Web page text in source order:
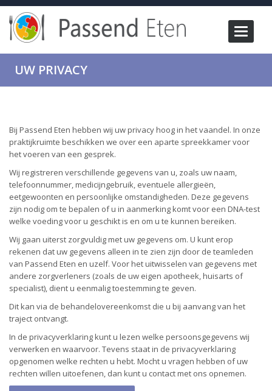
Toggle
UW PRIVACY
Bij Passend Eten hebben wij uw privacy hoog in het vaandel. In onze
praktijkruimte beschikken we over een aparte spreekkamer voor
het voeren van een gesprek.
Wij registreren verschillende gegevens van u, zoals uw naam,
telefoonnummer, medicijngebruik, eventuele allergieën,
eetgewoonten en persoonlijke omstandigheden. Deze gegevens
zijn nodig om te bepalen of u in aanmerking komt voor een DNA-test
welke voeding voor u geschikt is en om u te kunnen bereiken.
Wij gaan uiterst zorgvuldig met uw gegevens om. U kunt erop
rekenen dat uw gegevens alleen in te zien zijn door de teamleden
van Passend Eten en uzelf. Voor het uitwisselen van gegevens met
andere zorgverleners (zoals de uw eigen apotheek, huisarts of
specialist), dient u eenmalig toestemming te geven.
Dit kan via de behandelovereenkomst die u bij aanvang van het
traject ontvangt.
In de privacyverklaring kunt u lezen welke persoonsgegevens wij
verwerken en waarvoor. Tevens staat in de privacyverklaring
opgenomen welke rechten u hebt. Mocht u vragen hebben of uw
rechten willen uitoefenen, dan kunt u contact met ons opnemen.